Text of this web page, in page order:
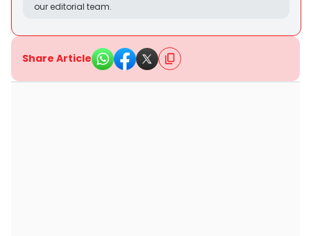
our editorial team.
Share Article